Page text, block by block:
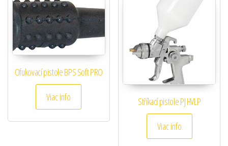
Ofukovací pistole BPS Soft PRO
Viac info Stříkací pistole PJ HVLP
Viac info